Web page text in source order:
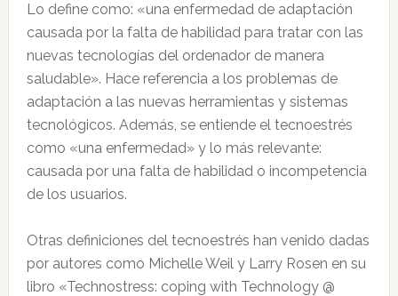
Lo define como: «una enfermedad de adaptación
causada por la falta de habilidad para tratar con las
nuevas tecnologías del ordenador de manera
saludable». Hace referencia a los problemas de
adaptación a las nuevas herramientas y sistemas
tecnológicos. Además, se entiende el tecnoestrés
como «una enfermedad» y lo más relevante:
causada por una falta de habilidad o incompetencia
de los usuarios.
Otras definiciones del tecnoestrés han venido dadas
por autores como Michelle Weil y Larry Rosen en su
libro «Technostress: coping with Technology @